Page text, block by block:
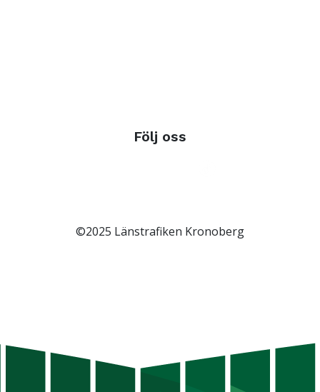
Följ oss
©2025 Länstrafiken Kronoberg